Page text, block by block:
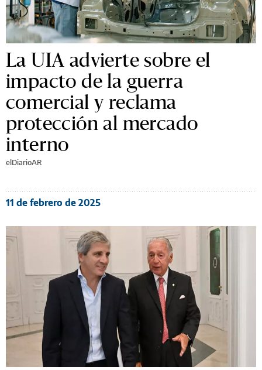
La UIA advierte sobre el
impacto de la guerra
comercial y reclama
protección al mercado
interno
elDiarioAR
11 de febrero de 2025